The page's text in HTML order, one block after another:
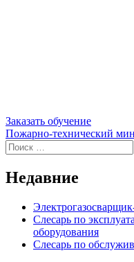
Заказать обучение
Навигация
по
записям
Пожарно-технический
Искать:
Недавние
Слесарь по
оборудования
Слесарь по